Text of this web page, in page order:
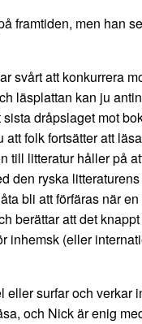
framtiden, men han
svårt att konkurrera
läsplattan kan ju
dråpslaget mot
att folk fortsätter att
till litteratur håller på
den ryska
bli att förfäras när
berättar att det
inhemsk (eller
eller surfar och verkar
och Nick är enig